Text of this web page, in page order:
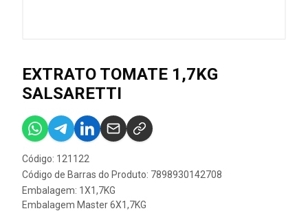
EXTRATO TOMATE 1,7KG
SALSARETTI
Código: 121122
Código de Barras do Produto: 7898930142708
Embalagem: 1X1,7KG
Embalagem Master 6X1,7KG